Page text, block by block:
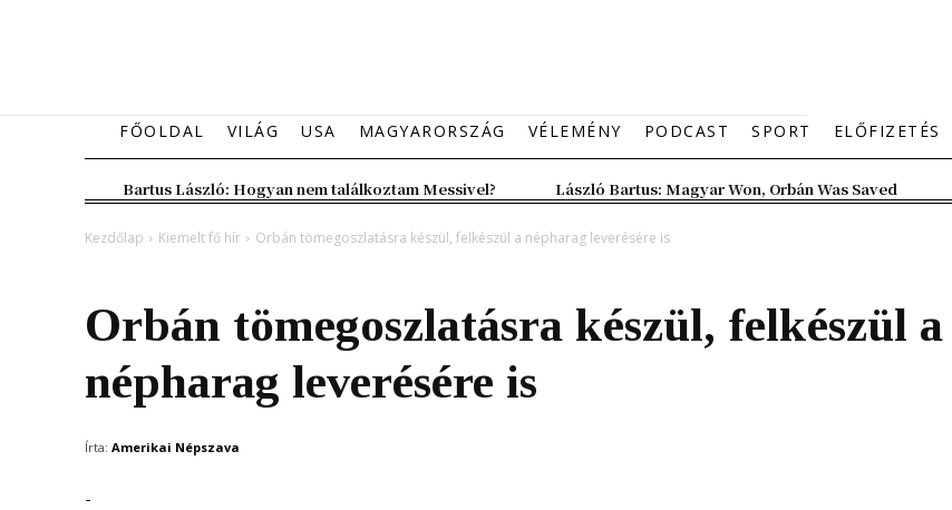
FŐOLDAL VILÁG USA MAGYARORSZÁG VÉLEMÉNY PODCAST SPORT ELŐFIZETÉS
Bartus László: Hogyan nem találkoztam Messivel? László Bartus: Magyar Won, Orbán Was Saved
Kezdőlap Kiemelt fő hír Orbán tömegoszlatásra készül, felkészül a népharag leverésére is
Orbán tömegoszlatásra készül, felkészül a
népharag leverésére is
Írta: Amerikai Népszava
-